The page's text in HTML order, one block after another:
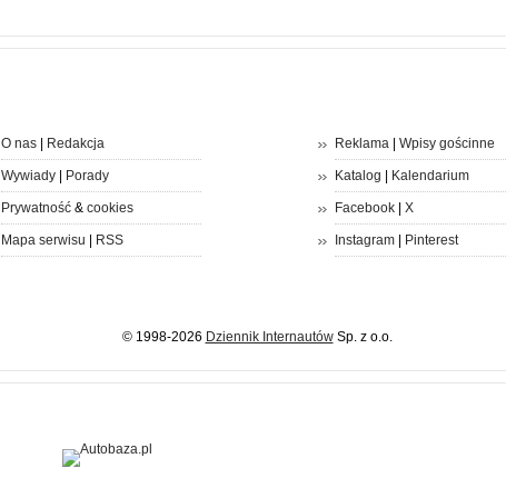
O nas| Redakcja
Wywiady| Porady
Prywatność& cookies
Mapa serwisu RSS
Reklama| Wpisy gościnne
Katalog Kalendarium
Facebook| X
Instagram| Pinterest
© 1998-2026 Dziennik InternautówSp. z o.o.